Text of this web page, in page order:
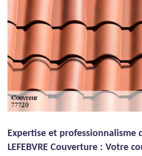
Expertise et professionnalisme
LEFEBVRE Couverture : Votre